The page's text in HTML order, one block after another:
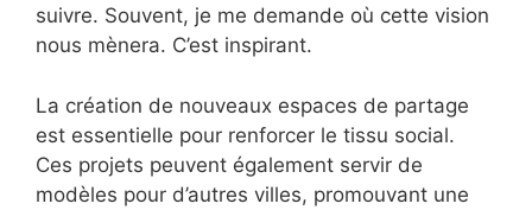
suivre. Souvent, je me demande où cette vision
nous mènera. C’est inspirant.
La création de nouveaux espaces de partage
est essentielle pour renforcer le tissu social.
Ces projets peuvent également servir de
modèles pour d’autres villes, promouvant une